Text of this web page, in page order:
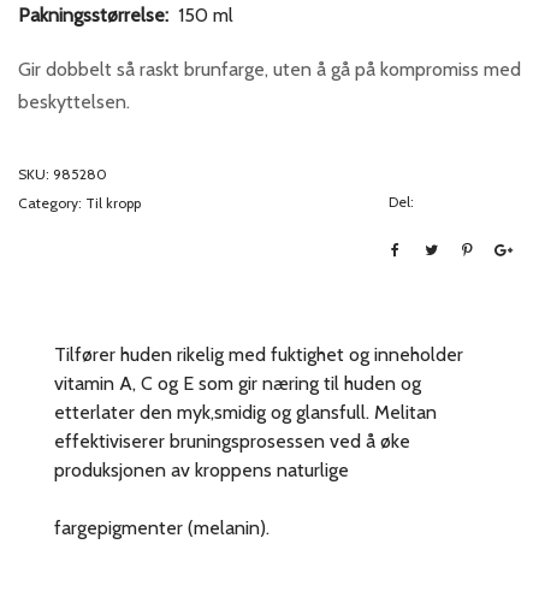
was:
is:
Pakningsstørrelse: 150 ml
Gir dobbelt så raskt brunfarge, uten å gå på kompromiss med
beskyttelsen.
SKU: 985280
Category: Til kropp Del:
Tilfører huden rikelig med fuktighet og inneholder
vitamin A, C og E som gir næring til huden og
etterlater den myk,smidig og glansfull. Melitan
effektiviserer bruningsprosessen ved å øke
produksjonen av kroppens naturlige
fargepigmenter (melanin).